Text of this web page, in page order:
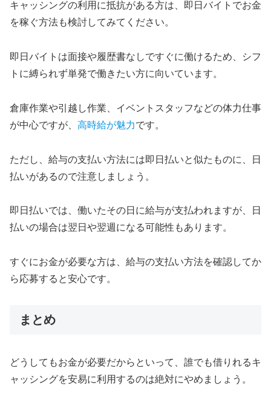
キャッシングの利用に抵抗がある方は、即日バイトでお金
を稼ぐ方法も検討してみてください。
即日バイトは面接や履歴書なしですぐに働けるため、シフ
トに縛られず単発で働きたい方に向いています。
倉庫作業や引越し作業、イベントスタッフなどの体力仕事
が中心ですが、 高時給が魅力です。
ただし、給与の支払い方法には即日払いと似たものに、日
払いがあるので注意しましょう。
即日払いでは、働いたその日に給与が支払われますが、日
払いの場合は翌日や翌週になる可能性もあります。
すぐにお金が必要な方は、給与の支払い方法を確認してか
ら応募すると安心です。
まとめ
どうしてもお金が必要だからといって、誰でも借りれるキ
ャッシングを安易に利用するのは絶対にやめましょう。